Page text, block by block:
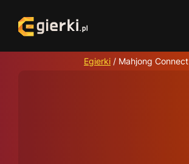
Egierki / Mahjong Connect